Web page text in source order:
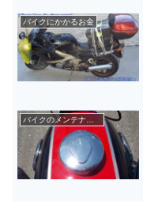
バイクにかかるお金